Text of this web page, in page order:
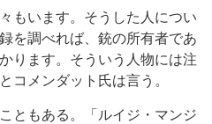
もいます。そうした人につい
を調べれば、銃の所有者であ
ります。そういう人物には注
コメンダット氏は言う。
ともある。「ルイジ・マンジ